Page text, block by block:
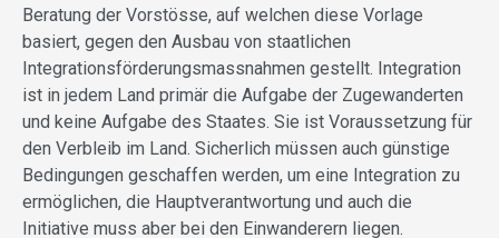
Beratung der Vorstösse, auf welchen diese Vorlage
basiert, gegen den Ausbau von staatlichen
Integrationsförderungsmassnahmen gestellt. Integration
ist in jedem Land primär die Aufgabe der Zugewanderten
und keine Aufgabe des Staates. Sie ist Voraussetzung für
den Verbleib im Land. Sicherlich müssen auch günstige
Bedingungen geschaffen werden, um eine Integration zu
ermöglichen, die Hauptverantwortung und auch die
Initiative muss aber bei den Einwanderern liegen.